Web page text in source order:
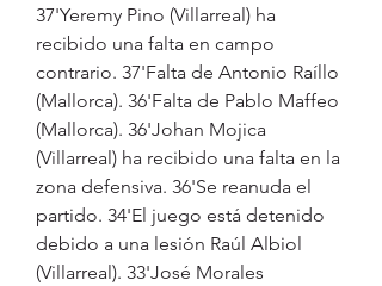
37'Yeremy Pino (Villarreal) ha
recibido una falta en campo
contrario. 37'Falta de Antonio Raíllo
(Mallorca). 36'Falta de Pablo Maffeo
(Mallorca). 36'Johan Mojica
(Villarreal) ha recibido una falta en la
zona defensiva. 36'Se reanuda el
partido. 34'El juego está detenido
debido a una lesión Raúl Albiol
(Villarreal). 33'José Morales